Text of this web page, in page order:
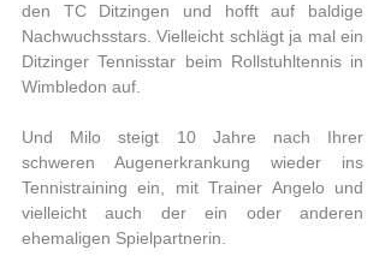
den TC Ditzingen und hofft auf baldige
Nachwuchsstars. Vielleicht schlägt ja mal ein
Ditzinger Tennisstar beim Rollstuhltennis in
Wimbledon auf.
Und Milo steigt 10 Jahre nach Ihrer
schweren Augenerkrankung wieder ins
Tennistraining ein, mit Trainer Angelo und
vielleicht auch der ein oder anderen
ehemaligen Spielpartnerin.